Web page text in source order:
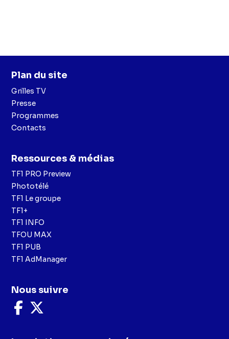
Plan du site
Grilles TV
Presse
Programmes
Contacts
Ressources & médias
TF1 PRO Preview
Phototélé
TF1 Le groupe
TF1+
TF1 INFO
TFOU MAX
TF1 PUB
TF1 AdManager
Nous suivre
Nous
suivre